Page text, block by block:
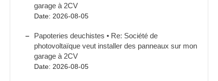
garage à 2CV
Date: 2026-08-05
Papoteries deuchistes • Re: Société de
photovoltaïque veut installer des panneaux sur mon
garage à 2CV
Date: 2026-08-05